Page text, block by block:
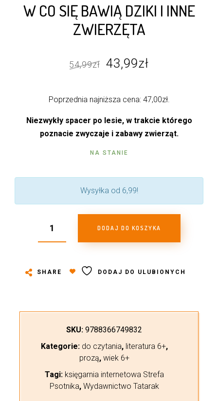
W CO SIĘ BAWIĄ DZIKI I INNE
ZWIERZĘTA
54,99zł
Pierwotna
wynosiła:
54,99zł.
43,99zł
wynosi:
43,99zł.
Poprzednia najniższa cena: 47,00zł.
Niezwykły spacer po lesie, w trakcie którego
poznacie zwyczaje i zabawy zwierząt.
NA STANIE
Wysyłka od 6,99!
DODAJ DO KOSZYKA
SHARE DODAJ DO ULUBIONYCH
SKU: 9788366749832
Kategorie: do czytania, literatura 6+,
prozą, wiek 6+
Tagi: księgarnia internetowa Strefa
Psotnika, Wydawnictwo Tatarak